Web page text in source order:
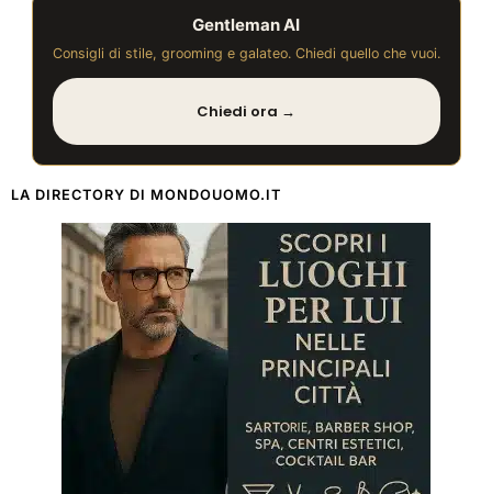
Gentleman AI
Consigli di stile, grooming e galateo. Chiedi quello che vuoi.
Chiedi ora →
LA DIRECTORY DI MONDOUOMO.IT